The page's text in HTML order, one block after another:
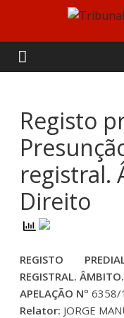
content
da
de
Coimbra
Registo
registral.
Direito
REGISTO
REGISTRAL.
APELAÇÃO Nº 6358/
Relator: JORGE